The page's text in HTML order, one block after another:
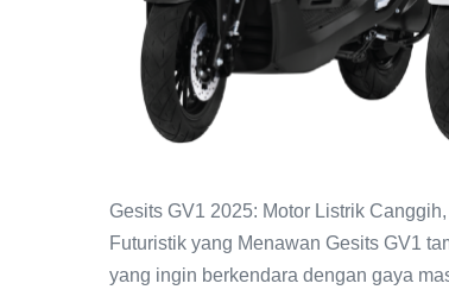
Gesits GV1 2025: Motor Listrik
Futuristik yang Menawan Gesits GV1
yang ingin berkendara dengan gaya